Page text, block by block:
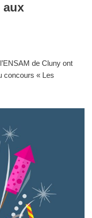
aux
de Cluny ont
concours « Les